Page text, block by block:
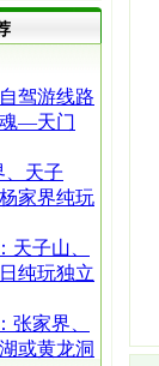
驾游线路
—天门
天子
家界纯玩
天子山、
纯玩独立
张家界、
或黄龙洞